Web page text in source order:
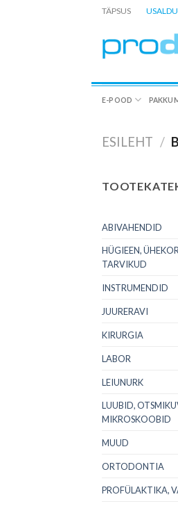
TÄPSUS
E-POOD
ESILEHT /
ABIVAHENDID
HÜGIEEN,
TARVIKUD
INSTRUMENDID
JUURERAVI
KIRURGIA
LABOR
LEIUNURK
LUUBID,
MIKROSKOOBID
MUUD
ORTODONTIA
PROFÜLAKTIKA,